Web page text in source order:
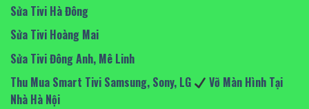
Sửa Tivi Hà Đông
Sửa Tivi Hoàng Mai
Sửa Tivi Đông Anh, Mê Linh
Thu Mua Smart Tivi Samsung, Sony, LG
Vỡ Màn Hình Tại
Nhà Hà Nội